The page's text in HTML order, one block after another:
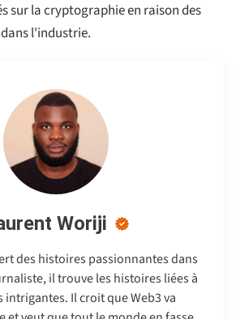
sur la cryptographie en raison des
l'industrie.
Woriji
des histoires passionnantes dans
il trouve les histoires liées à
intrigantes. Il croit que Web3 va